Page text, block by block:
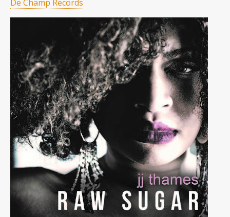
De Champ Records